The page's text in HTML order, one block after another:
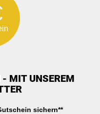
MIT UNSEREM
sichern**